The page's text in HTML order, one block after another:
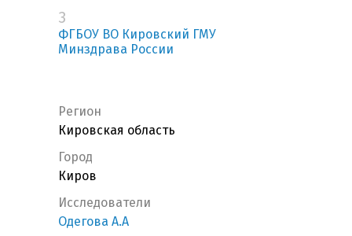
3
ФГБОУ ВО Кировский ГМУ
Минздрава России
Регион
Кировская область
Город
Киров
Исследователи
Одегова А.А